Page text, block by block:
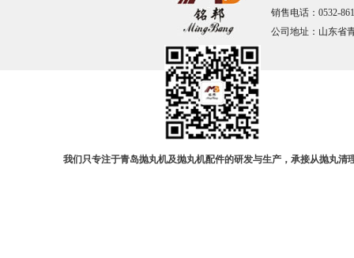
销售电话：0532-
公司地址：山东省
我们只专注于青岛抛丸机及抛丸机配件的研发与生产，承接从抛丸